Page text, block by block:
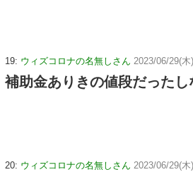
19: ウィズコロナの名無しさん 2023/06/29(
補助金ありきの値段だったし
20: ウィズコロナの名無しさん 2023/06/29(